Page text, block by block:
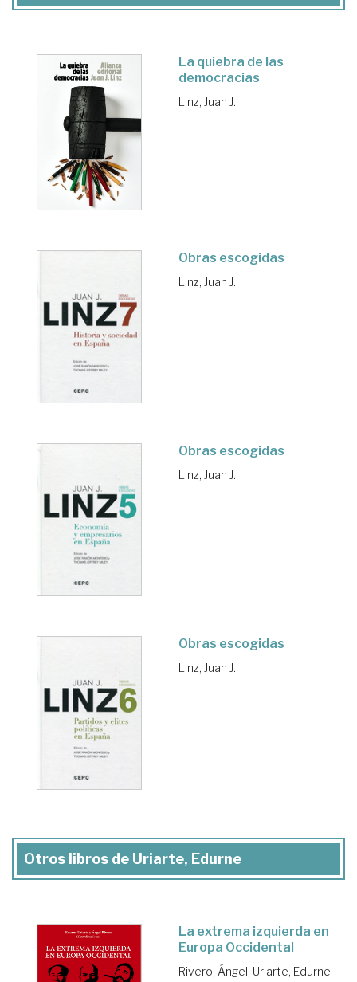
La quiebra de las
democracias
Linz, Juan J.
Obras escogidas
Linz, Juan J.
Obras escogidas
Linz, Juan J.
Obras escogidas
Linz, Juan J.
Otros libros de Uriarte, Edurne
La extrema izquierda en
Europa Occidental
Rivero, Ángel; Uriarte, Edurne